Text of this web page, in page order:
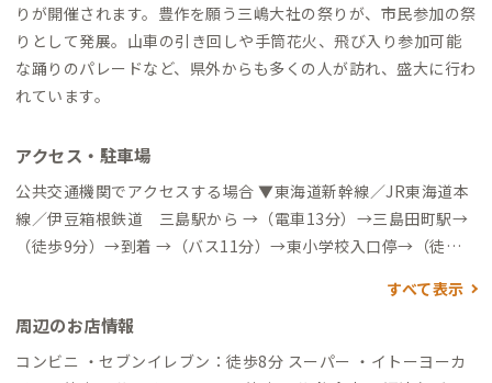
りが開催されます。豊作を願う三嶋大社の祭りが、市民参加の祭
りとして発展。山車の引き回しや手筒花火、飛び入り参加可能
な踊りのパレードなど、県外からも多くの人が訪れ、盛大に行わ
れています。
アクセス・駐車場
公共交通機関でアクセスする場合 ▼東海道新幹線／JR東海道本
線／伊豆箱根鉄道 三島駅から →（電車13分）→三島田町駅→
（徒歩9分）→到着 →（バス11分）→東小学校入口停→（徒歩6
道路経由伊豆縦貫自動車道1時間30分）→三島塚原IC→（一般道
10分）→到着
すべて表示
周辺のお店情報
コンビニ ・セブンイレブン：徒歩8分 スーパー ・イトーヨーカ